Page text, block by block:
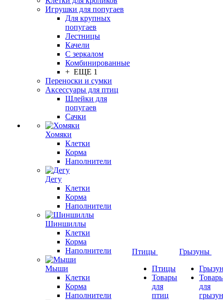
Игрушки для попугаев
Для крупных
попугаев
Лестницы
Качели
С зеркалом
Комбинированные
+ ЕЩЕ 1
Переноски и сумки
Аксессуары для птиц
Шлейки для
попугаев
Сачки
Хомяки
Клетки
Корма
Наполнители
Дегу
Клетки
Корма
Наполнители
Шиншиллы
Клетки
Корма
Наполнители
Мыши
Клетки
Корма
Наполнители
Птицы
Птицы
Товары
для
птиц
Грызуны
для